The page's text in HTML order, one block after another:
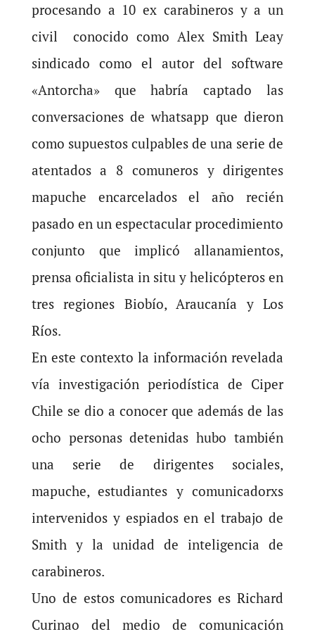
procesando a 10 ex carabineros y a un
civil conocido como Alex Smith Leay
sindicado como el autor del software
«Antorcha» que habría captado las
conversaciones de whatsapp que dieron
como supuestos culpables de una serie de
atentados a 8 comuneros y dirigentes
mapuche encarcelados el año recién
pasado en un espectacular procedimiento
conjunto que implicó allanamientos,
prensa oficialista in situ y helicópteros en
tres regiones Biobío, Araucanía y Los
Ríos.
En este contexto la información revelada
vía investigación periodística de Ciper
Chile se dio a conocer que además de las
ocho personas detenidas hubo también
una serie de dirigentes sociales,
mapuche, estudiantes y comunicadorxs
intervenidos y espiados en el trabajo de
Smith y la unidad de inteligencia de
carabineros.
Uno de estos comunicadores es Richard
Curinao del medio de comunicación